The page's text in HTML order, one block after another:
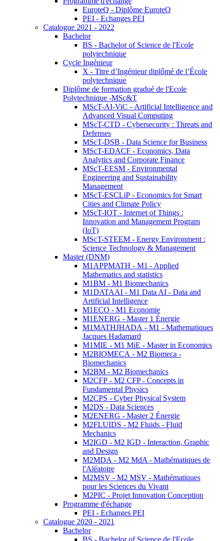
EuroteQ - Diplôme EuroteQ
PEI - Echanges PEI
Catalogue 2021 - 2022
Bachelor
BS - Bachelor of Science de l'Ecole
polytechnique
Cycle Ingénieur
X - Titre d’Ingénieur diplômé de l’École
polytechnique
Diplôme de formation gradué de l'Ecole
Polytechnique -MSc&T
MScT-AI-ViC - Artificial Intelligence and
Advanced Visual Computing
MScT-CTD - Cybersecurity : Threats and
Defenses
MScT-DSB - Data Science for Business
MScT-EDACF - Economics, Data
Analytics and Corporate Finance
MScT-EESM - Environmental
Engineering and Sustainability
Management
MScT-ESCLiP - Economics for Smart
Cities and Climate Policy
MScT-IOT - Internet of Things :
Innovation and Management Program
(IoT)
MScT-STEEM - Energy Environment :
Science Technology & Management
Master (DNM)
M1APPMATH - M1 - Applied
Mathematics and statistics
M1BM - M1 Biomechanics
M1DATAAI - M1 Data AI - Data and
Artificial Intelligence
M1ECO - M1 Economie
M1ENERG - Master 1 Énergie
M1MATHJHADA - M1 - Mathematiques
Jacques Hadamard
M1MIE - M1 MiE - Master in Economics
M2BIOMECA - M2 Biomeca -
Biomechanics
M2BM - M2 Biomechanics
M2CFP - M2 CFP - Concepts in
Fundamental Physics
M2CPS - Cyber Physical System
M2DS - Data Sciences
M2ENERG - Master 2 Énergie
M2FLUIDS - M2 Fluids - Fluid
Mechanics
M2IGD - M2 IGD - Interaction, Graphic
and Design
M2MDA - M2 MdA - Mathématiques de
l'Aléatoire
M2MSV - M2 MSV - Mathématiques
pour les Sciences du Vivant
M2PIC - Projet Innovation Conception
Programme d'échange
PEI - Echanges PEI
Catalogue 2020 - 2021
Bachelor
BS - Bachelor of Science de l'Ecole